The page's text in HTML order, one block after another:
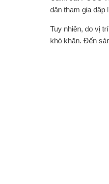
dân tham gia dập
Tuy nhiên, do vị
khó khăn. Đến